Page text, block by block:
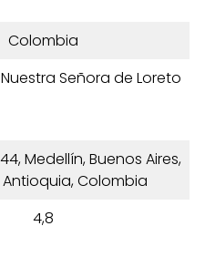
Colombia
Señora de Loreto
Medellín, Buenos Aires,
Antioquia, Colombia
4,8